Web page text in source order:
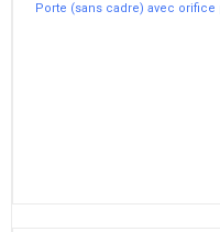
Porte (sans cadre) avec